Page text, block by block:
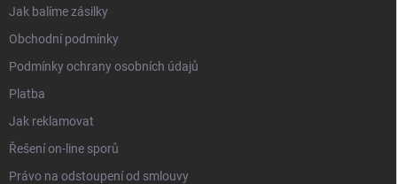
Jak balíme zásilky
Obchodní podmínky
Podmínky ochrany osobních údajů
Platba
Jak reklamovat
Řešení on-line sporů
Právo na odstoupení od smlouvy